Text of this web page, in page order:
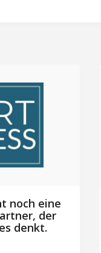
noch eine
der
denkt.